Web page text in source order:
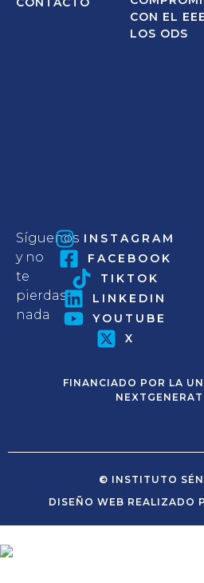
CON EL
LOS ODS
Síguenos
y no
te
pierdas
nada
INSTAGRAM
FACEBOOK
TIKTOK
LINKEDIN
YOUTUBE
X
FINANCIADO POR LA
© INSTITUTO
DISEÑO WEB REALIZADO